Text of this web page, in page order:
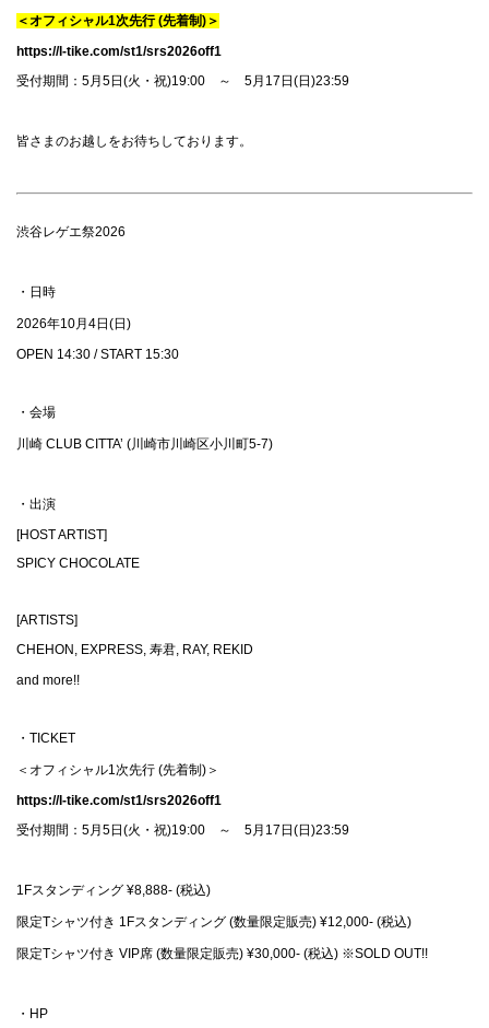
＜オフィシャル1次先行 (先着制)＞
https://l-tike.com/st1/srs2026off1
受付期間：5月5日(火・祝)19:00 ～ 5月17日(日)23:59
皆さまのお越しをお待ちしております。
渋谷レゲエ祭2026
・日時
2026年10月4日(日)
OPEN 14:30 / START 15:30
・会場
川崎 CLUB CITTA’ (川崎市川崎区小川町5-7)
・出演
[HOST ARTIST]
SPICY CHOCOLATE
[ARTISTS]
CHEHON, EXPRESS, 寿君, RAY, REKID
and more!!
・TICKET
＜オフィシャル1次先行 (先着制)＞
https://l-tike.com/st1/srs2026off1
受付期間：5月5日(火・祝)19:00 ～ 5月17日(日)23:59
1Fスタンディング ¥8,888- (税込)
限定Tシャツ付き 1Fスタンディング (数量限定販売) ¥12,000- (税込)
限定Tシャツ付き VIP席 (数量限定販売) ¥30,000- (税込) ※SOLD OUT!!
・HP